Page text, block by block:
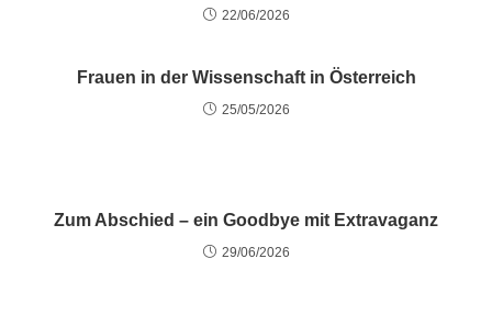
22/06/2026
Frauen in der Wissenschaft in Österreich
25/05/2026
Zum Abschied – ein Goodbye mit Extravaganz
29/06/2026